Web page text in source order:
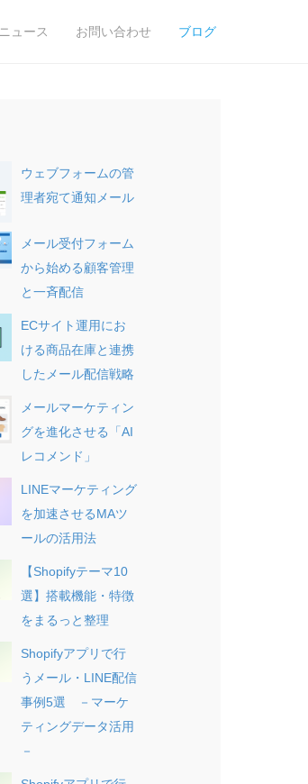
ニュース お問い合わせ ブログ
ウェブフォームの管
理者宛て通知メール
メール受付フォーム
から始める顧客管理
と一斉配信
ECサイト運用にお
ける商品在庫と連携
したメール配信戦略
メールマーケティン
グを進化させる「AI
レコメンド」
LINEマーケティング
を加速させるMAツ
ールの活用法
【Shopifyテーマ10
選】搭載機能・特徴
をまるっと整理
Shopifyアプリで行
うメール・LINE配信
事例5選 －マーケ
ティングデータ活用
－